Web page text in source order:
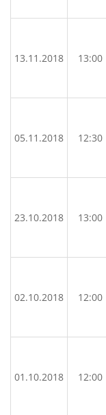
13.11.2018 13:00
05.11.2018 12:30
23.10.2018 13:00
02.10.2018 12:00
01.10.2018 12:00